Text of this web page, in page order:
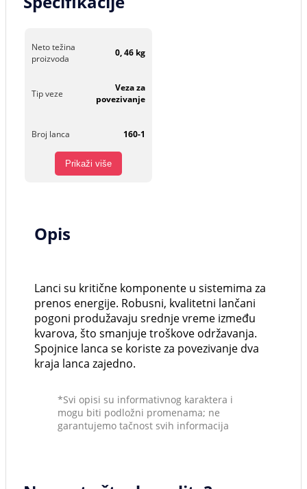
Neto težina
proizvoda
0, 46 kg
Tip veze
Veza za
povezivanje
Broj lanca 160-1
Prikaži više
Opis
Lanci su kritične komponente u sistemima za
prenos energije. Robusni, kvalitetni lančani
pogoni produžavaju srednje vreme između
kvarova, što smanjuje troškove održavanja.
Spojnice lanca se koriste za povezivanje dva
kraja lanca zajedno.
*Svi opisi su informativnog karaktera i
mogu biti podložni promenama; ne
garantujemo tačnost svih informacija